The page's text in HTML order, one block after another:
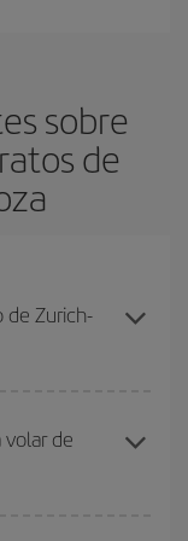
sobre
de
de Zurich-
altas,
las fechas y
volar de